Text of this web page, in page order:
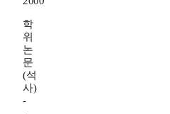
학
위
논
문
(석
사)
-